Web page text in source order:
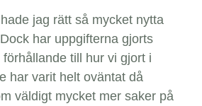
jag rätt så mycket nytta
har uppgifterna gjorts
till hur vi gjort i
har varit helt oväntat då
väldigt mycket mer saker på